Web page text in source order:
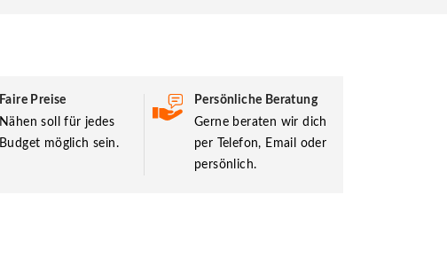
Faire Preise
Nähen soll für jedes
Budget möglich sein.
Persönliche Beratung
Gerne beraten wir dich
per Telefon, Email oder
persönlich.